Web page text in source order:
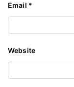
Email *
Website